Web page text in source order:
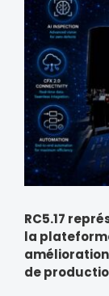
RC5.17
la
de